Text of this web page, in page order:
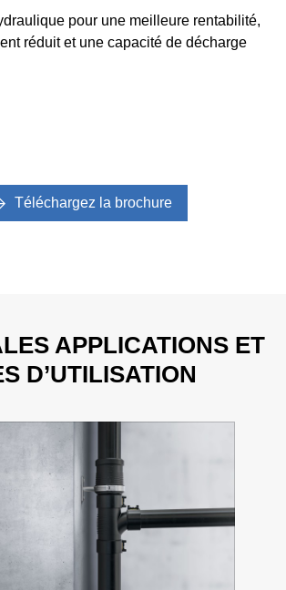
pour une meilleure rentabilité,
réduit et une capacité de décharge
Téléchargez la brochure
APPLICATIONS ET
D’UTILISATION